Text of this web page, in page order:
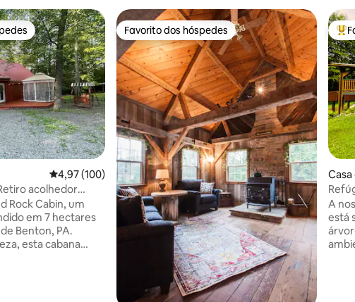
410avaliações
mais apreciados
Classificação média de 4,97 em 5 estrelas, 100avaliações
4,97 (100)
acolhedor
Rock Cabin, um
em 7 hectares
Benton, PA.
esta cabana
Favorito dos hóspedes
Favorito dos hóspedes
ater
A
está